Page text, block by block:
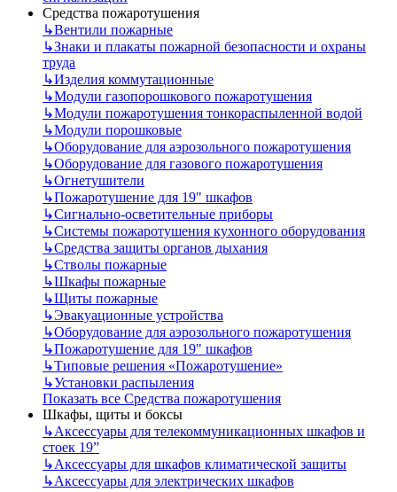
Средства пожаротушения
↳Вентили пожарные
↳Знаки и плакаты пожарной безопасности и охраны
труда
↳Изделия коммутационные
↳Модули газопорошкового пожаротушения
↳Модули пожаротушения тонкораспыленной водой
↳Модули порошковые
↳Оборудование для аэрозольного пожаротушения
↳Оборудование для газового пожаротушения
↳Огнетушители
↳Пожаротушение для 19" шкафов
↳Сигнально-осветительные приборы
↳Системы пожаротушения кухонного оборудования
↳Средства защиты органов дыхания
↳Стволы пожарные
↳Шкафы пожарные
↳Щиты пожарные
↳Эвакуационные устройства
↳Оборудование для аэрозольного пожаротушения
↳Пожаротушение для 19" шкафов
↳Типовые решения «Пожаротушение»
↳Установки распыления
Показать все Средства пожаротушения
Шкафы, щиты и боксы
↳Аксессуары для телекоммуникационных шкафов и
стоек 19”
↳Аксессуары для шкафов климатической защиты
↳Аксессуары для электрических шкафов